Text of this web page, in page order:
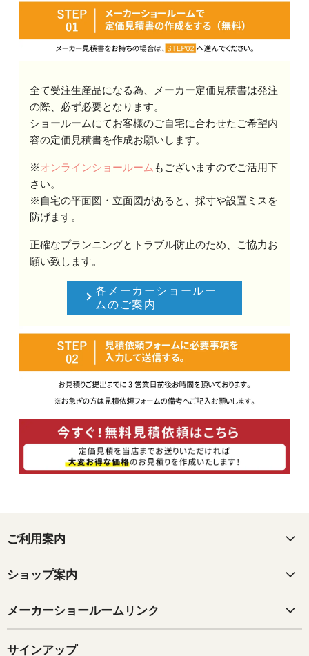
全て受注生産品になる為、メーカー定価見積書は発注
の際、必ず必要となります。
ショールームにてお客様のご自宅に合わせたご希望内
容の定価見積書を作成お願いします。
※オンラインショールーム もございますのでご活用下
さい。
※自宅の平面図・立面図があると、採寸や設置ミスを
防げます。
正確なプランニングとトラブル防止のため、ご協力お
願い致します。
各メーカーショールー
ムのご案内
ご利用案内
ショップ案内
メーカーショールームリンク
サインアップ